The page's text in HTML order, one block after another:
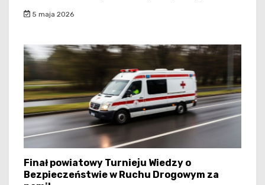
5 maja 2026
Finał powiatowy Turnieju Wiedzy o
Bezpieczeństwie w Ruchu Drogowym za